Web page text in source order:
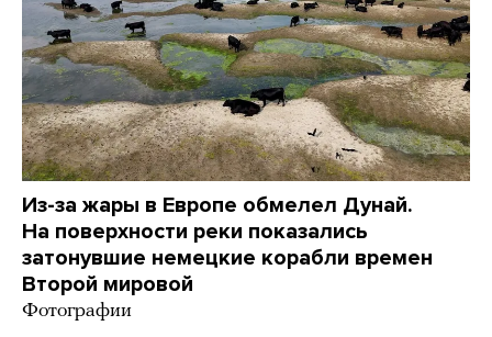
Из-за жары в Европе обмелел Дунай.
На поверхности реки показались
затонувшие немецкие корабли времен
Второй мировой
Фотографии